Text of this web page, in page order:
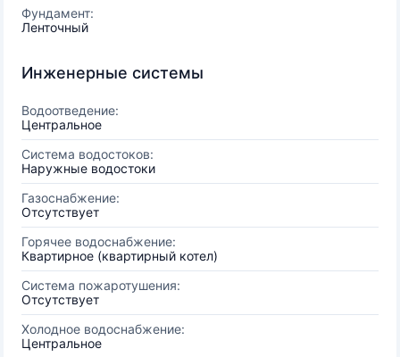
Фундамент:
Ленточный
Инженерные системы
Водоотведение:
Центральное
Система водостоков:
Наружные водостоки
Газоснабжение:
Отсутствует
Горячее водоснабжение:
Квартирное (квартирный котел)
Система пожаротушения:
Отсутствует
Холодное водоснабжение:
Центральное